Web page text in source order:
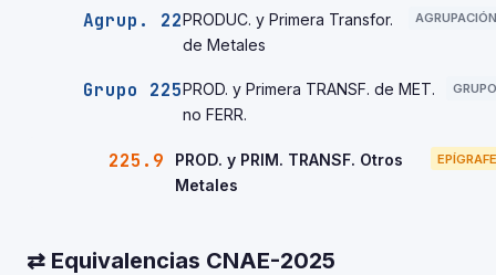
Agrup. 22PRODUC. y Primera Transfor.
de Metales
AGRUPACIÓN
Grupo 225PROD. y Primera TRANSF. de MET.
no FERR.
GRUPO
225.9
PROD. y PRIM. TRANSF. Otros
Metales
EPÍGRAFE
⇄ Equivalencias CNAE-2025